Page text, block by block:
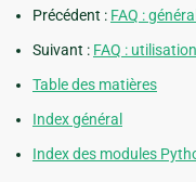
Précédent : FAQ :
Suivant : FAQ :
Table des matières
Index général
Index des modules